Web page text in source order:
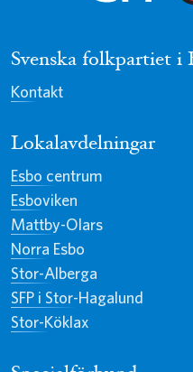
Svenska folkpartiet i
Kontakt
Lokalavdelningar
Esbo centrum
Esboviken
Mattby-Olars
Norra Esbo
Stor-Alberga
SFP i Stor-Hagalund
Stor-Köklax